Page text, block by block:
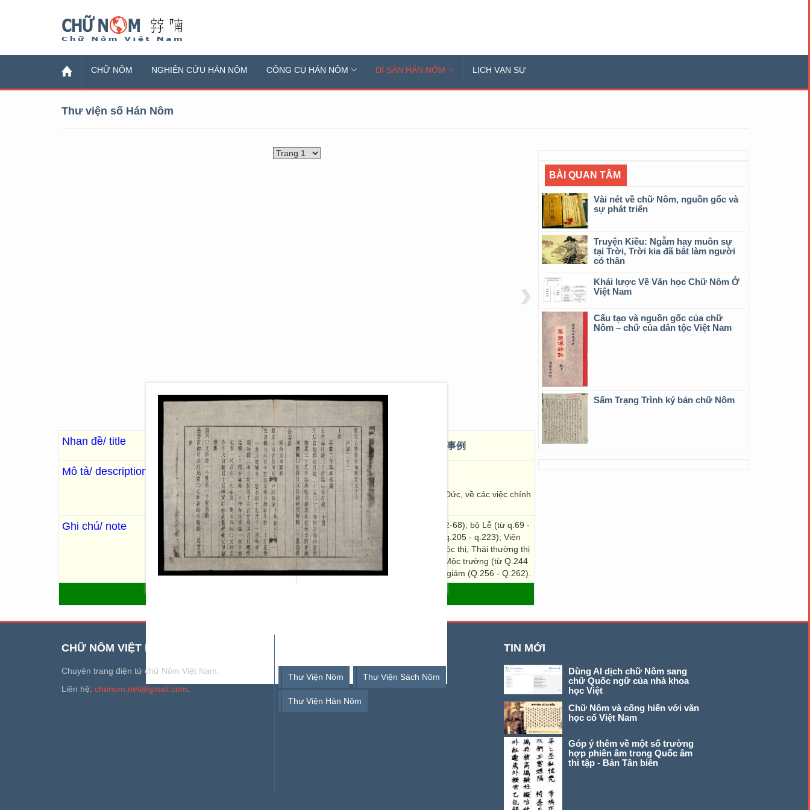
CHỮ NÔM NGHIÊN CỨU HÁN NÔM CÔNG CỤ HÁN NÔM DI SẢN HÁN NÔM LỊCH VẠN SỰ
Thư viện số Hán Nôm
›
Nhan đề/ title Khâm định Đại Nam hội điển sự lệ ( q.57-58) 欽定大南會典事例
Mô tả/ description . 66 Images; 30 x 20
Các bài chỉ, dụ, nghị định và chỉ chuẩn từ đời Nguyễn Gia Long đến đời Tự Đức, về các việc chính
trị, giáo dục, thi cử quan chế,... thuộc bộ Hộ (từ q.45-q.62)
Ghi chú/ note
Sách thiếu phần lớn: bộ Lại (từ Q.1-Q.35) bộ Hộ (từ q.36-q.44, q.48-49, q.62-68); bộ Lễ (từ q.69 -
q.136); bộ Binh (từ q.137 – q.178); bộ Hình (từ q.178 - q.204); bộ Công (từ q.205 - q.223); Viện
Nội các Viện Đô sát (từ Q.224 - Q.230); Thông chính chức chưởng, Quang lộc thị, Thái thường thị
(từ q.231 - q.238); Phủ Nội vụ (từ Q.239 - Q.243); Vũ khố, Thương trường, Mộc trường (từ Q.244
- Q.251); Bưu chính, hoả pháo (từ q.252 - q.255); Tài chính, thái y, Quốc tử giám (Q.256 - Q.262).
BÀI QUAN TÂM
Vài nét về chữ Nôm, nguồn gốc và
sự phát triển
Truyện Kiều: Ngẫm hay muôn sự
tại Trời, Trời kia đã bắt làm người
có thân
Khái lược Về Văn học Chữ Nôm Ở
Việt Nam
Cấu tạo và nguồn gốc của chữ
Nôm – chữ của dân tộc Việt Nam
Sấm Trạng Trình ký bản chữ Nôm
CHỮ NÔM VIỆT NAM
Chuyên trang điện tử chữ Nôm Việt Nam.
Liên hệ: chunom.net@gmail.com
Thư Viện Nôm Thư Viện Sách Nôm
Thư Viện Hán Nôm
TIN MỚI
Dùng AI dịch chữ Nôm sang
chữ Quốc ngữ của nhà khoa
học Việt
Chữ Nôm và cống hiến với văn
học cổ Việt Nam
Góp ý thêm về một số trường
hợp phiên âm trong Quốc âm
thi tập - Bản Tân biên